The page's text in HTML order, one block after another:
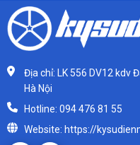
Địa chỉ: LK 556 DV12 kdv
Hà Nội
Hotline: 094 476 81 55
Website: https://